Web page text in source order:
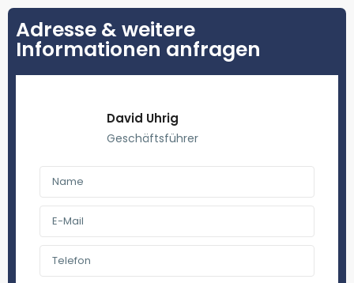
Adresse & weitere
Informationen anfragen
David Uhrig
Geschäftsführer